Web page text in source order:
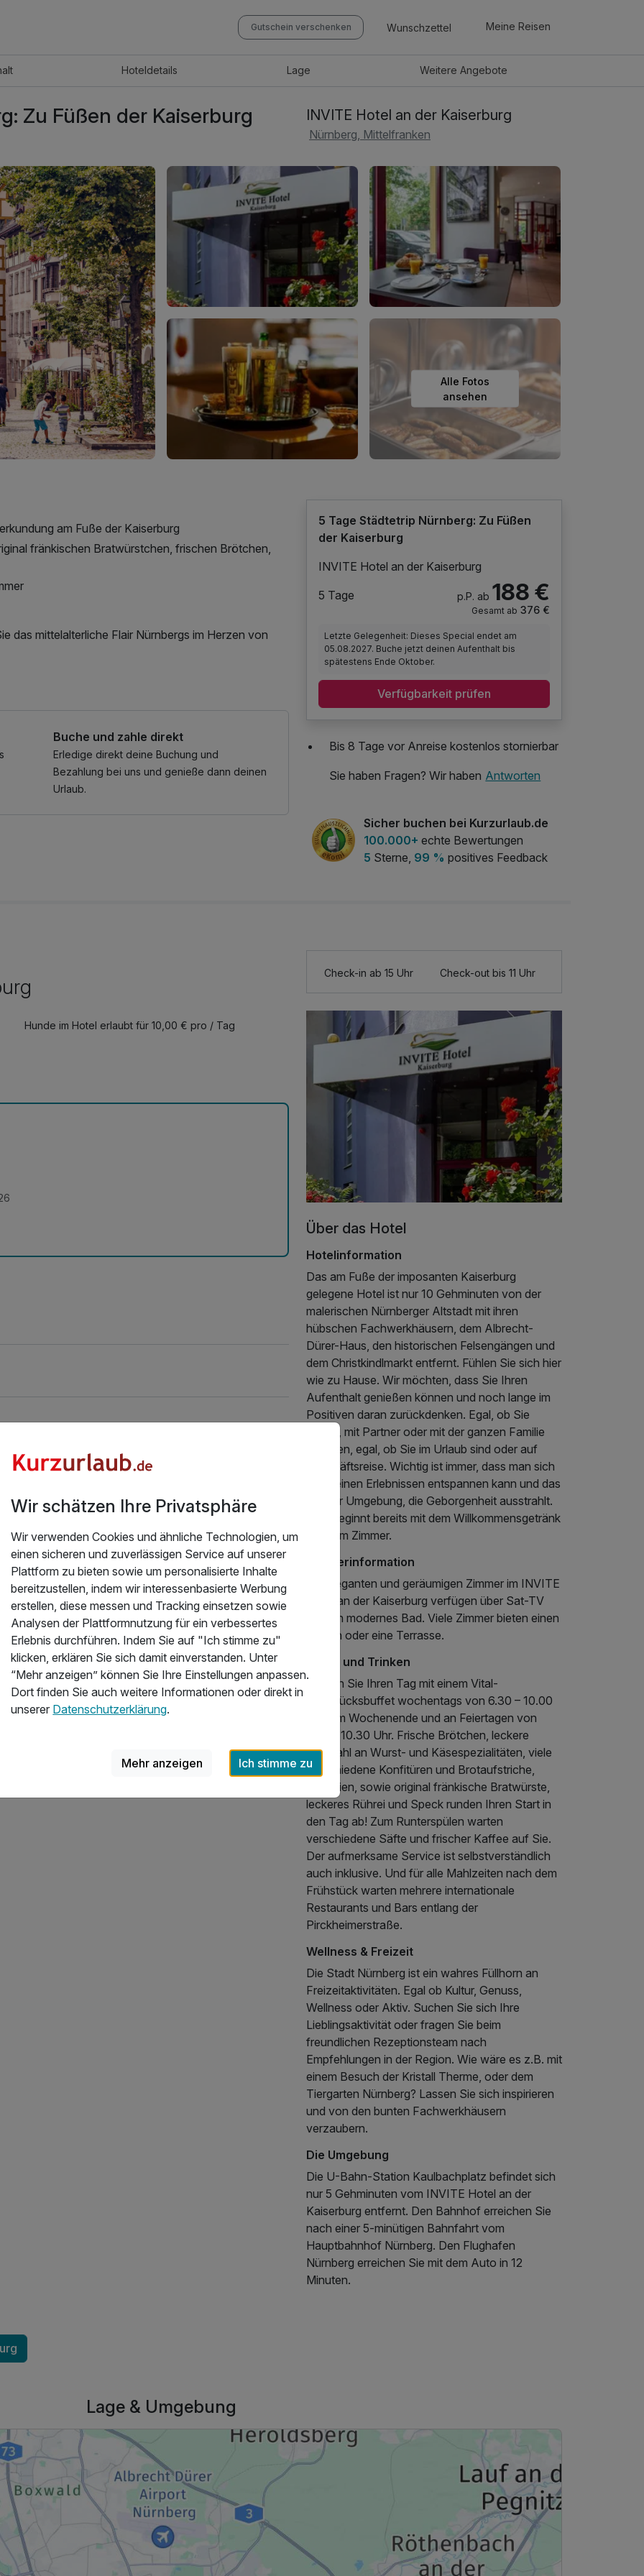
Gutschein verschenken Wunschzettel Meine Reisen
Hoteldetails Lage WeitereAngebote
Zu Füßen der Kaiserburg INVITE Hotel an der Kaiserburg
Nürnberg, Mittelfranken
Alle Fotos
ansehen
am Fuße der Kaiserburg
fränkischen Bratwürstchen, frischen Brötchen,
das mittelalterliche Flair Nürnbergs im Herzen von
Buche und zahle direkt
Erledige direkt deine Buchung und
Bezahlung bei uns und genieße dann deinen
Urlaub.
5 Tage Städtetrip Nürnberg: Zu Füßen
der Kaiserburg
INVITE Hotel an der Kaiserburg
5 Tage
p.P. ab 188 €
Gesamt ab 376 €
Letzte Gelegenheit: Dieses Special endet am
05.08.2027. Buche jetzt deinen Aufenthalt bis
spätestens Ende Oktober.
Verfügbarkeit prüfen
Bis 8 Tage vor Anreise kostenlos stornierbar
Sie haben Fragen? Wir haben Antworten
Sicher buchen bei Kurzurlaub.de
100.000+ echte Bewertungen
5 Sterne, 99 % positives Feedback
Hunde im Hotel erlaubt für 10,00 € pro / Tag
p.P. ab188,00 €
Check-in ab 15 Uhr Check-out bis 11 Uhr
Über das Hotel
Hotelinformation
Das am Fuße der imposanten Kaiserburg
gelegene Hotel ist nur 10 Gehminuten von der
malerischen Nürnberger Altstadt mit ihren
hübschen Fachwerkhäusern, dem Albrecht-
Dürer-Haus, den historischen Felsengängen und
dem Christkindlmarkt entfernt. Fühlen Sie sich hier
wie zu Hause. Wir möchten, dass Sie Ihren
Aufenthalt genießen können und noch lange im
Positiven daran zurückdenken. Egal, ob Sie
alleine, mit Partner oder mit der ganzen Familie
anreisen, egal, ob Sie im Urlaub sind oder auf
Geschäftsreise. Wichtig ist immer, dass man sich
von seinen Erlebnissen entspannen kann und das
in einer Umgebung, die Geborgenheit ausstrahlt.
Dies beginnt bereits mit dem Willkommensgetränk
auf dem Zimmer.
Zimmerinformation
Die eleganten und geräumigen Zimmer im INVITE
Hotel an der Kaiserburg verfügen über Sat-TV
und ein modernes Bad. Viele Zimmer bieten einen
Balkon oder eine Terrasse.
Essen und Trinken
Starten Sie Ihren Tag mit einem Vital-
Frühstücksbuffet wochentags von 6.30 – 10.00
Uhr, am Wochenende und an Feiertagen von
7.00 – 10.30 Uhr. Frische Brötchen, leckere
Auswahl an Wurst- und Käsespezialitäten, viele
verschiedene Konfitüren und Brotaufstriche,
Cerealien, sowie original fränkische Bratwürste,
leckeres Rührei und Speck runden Ihren Start in
den Tag ab! Zum Runterspülen warten
verschiedene Säfte und frischer Kaffee auf Sie.
Der aufmerksame Service ist selbstverständlich
auch inklusive. Und für alle Mahlzeiten nach dem
Frühstück warten mehrere internationale
Restaurants und Bars entlang der
Pirckheimerstraße.
Wellness & Freizeit
Die Stadt Nürnberg ist ein wahres Füllhorn an
Freizeitaktivitäten. Egal ob Kultur, Genuss,
Wellness oder Aktiv. Suchen Sie sich Ihre
Lieblingsaktivität oder fragen Sie beim
freundlichen Rezeptionsteam nach
Empfehlungen in der Region. Wie wäre es z.B. mit
einem Besuch der Kristall Therme, oder dem
Tiergarten Nürnberg? Lassen Sie sich inspirieren
und von den bunten Fachwerkhäusern
verzaubern.
Die Umgebung
Die U-Bahn-Station Kaulbachplatz befindet sich
nur 5 Gehminuten vom INVITE Hotel an der
Kaiserburg entfernt. Den Bahnhof erreichen Sie
nach einer 5-minütigen Bahnfahrt vom
Hauptbahnhof Nürnberg. Den Flughafen
Nürnberg erreichen Sie mit dem Auto in 12
Minuten.
Lage & Umgebung
Wir schätzen Ihre Privatsphäre
Wir verwenden Cookies und ähnliche Technologien, um
einen sicheren und zuverlässigen Service auf unserer
Plattform zu bieten sowie um personalisierte Inhalte
bereitzustellen, indem wir interessenbasierte Werbung
erstellen, diese messen und Tracking einsetzen sowie
Analysen der Plattformnutzung für ein verbessertes
Erlebnis durchführen. Indem Sie auf "Ich stimme zu"
klicken, erklären Sie sich damit einverstanden. Unter
“Mehr anzeigen” können Sie Ihre Einstellungen anpassen.
Dort finden Sie auch weitere Informationen oder direkt in
unserer Datenschutzerklärung.
Mehr anzeigen Ich stimme zu